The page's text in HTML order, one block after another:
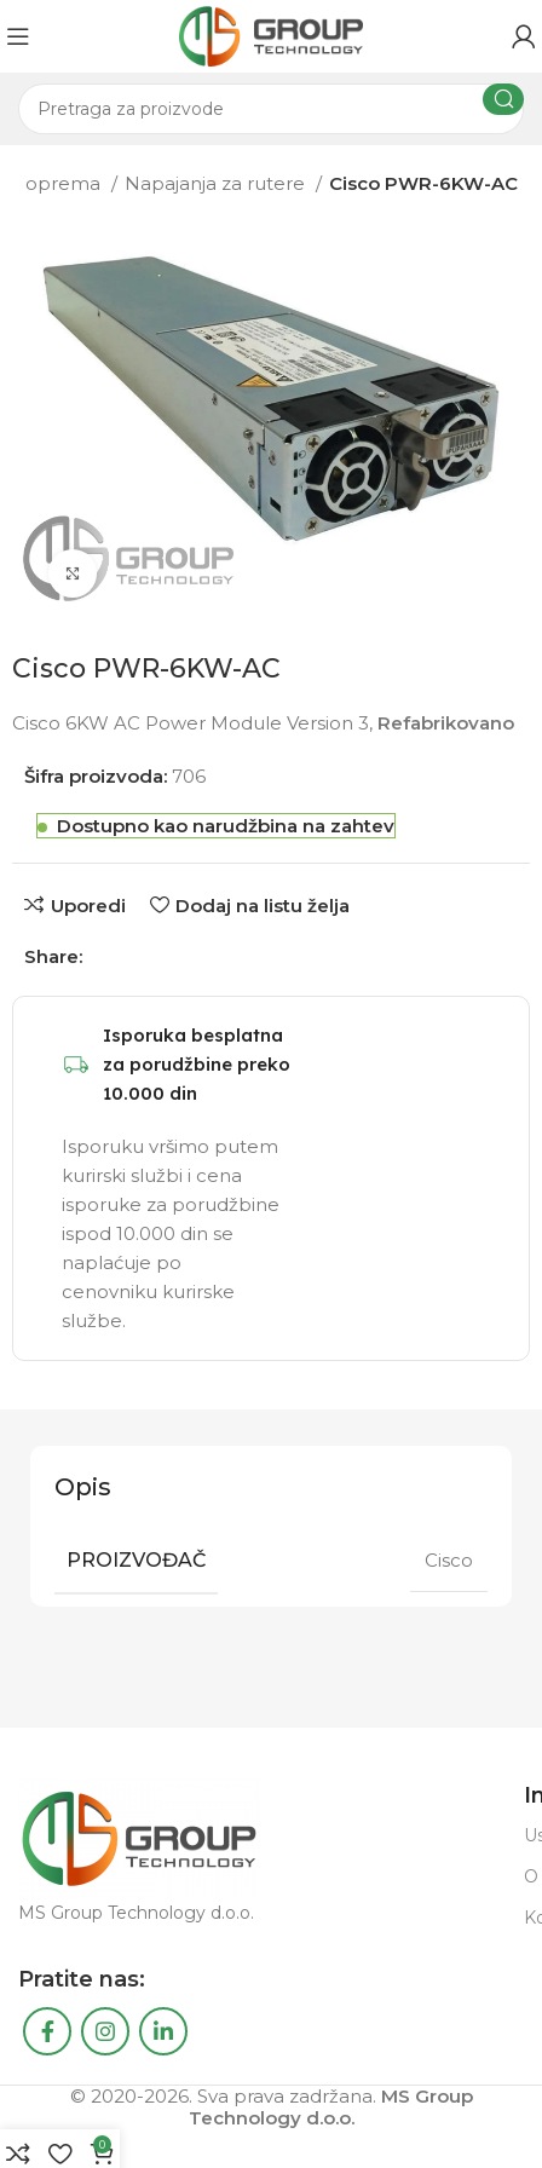
i oprema Napajanja za rutere Cisco PWR-6KW-AC
Click to enlarge
Cisco PWR-6KW-AC
Cisco 6KW AC Power Module Version 3, Refabrikovano
Šifra proizvoda: 706
Dostupno kao narudžbina na zahtev
Uporedi Dodaj na listu želja
Share:
Isporuka besplatna
za porudžbine preko
10.000 din
Isporuku vršimo putem
kurirski službi i cena
isporuke za porudžbine
ispod 10.000 din se
naplaćuje po
cenovniku kurirske
službe.
Opis
PROIZVOĐAČ Cisco
MS Group Technology d.o.o.
Pratite nas:
© 2020-2026. Sva prava zadržana. MS Group
Technology d.o.o.
0